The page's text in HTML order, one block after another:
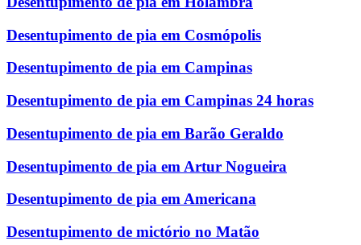
Desentupimento de pia em Cosmópolis
Desentupimento de pia em Campinas
Desentupimento de pia em Campinas 24 horas
Desentupimento de pia em Barão Geraldo
Desentupimento de pia em Artur Nogueira
Desentupimento de pia em Americana
Desentupimento de mictório no Matão